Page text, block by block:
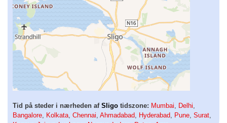
Tid på steder i nærheden af Sligo tidszone: Mumbai Delhi
Bangalore
Kolkata Chennai Ahmadabad Hyderabad Pune Surat